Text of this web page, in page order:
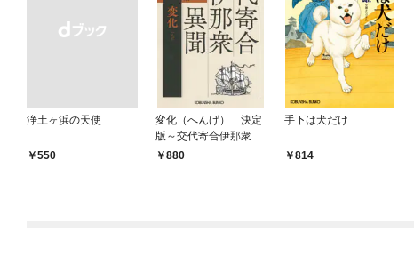
浄土ヶ浜の天使
￥550
変化（へんげ） 決定
版～交代寄合伊那衆異
聞（1）～
880
手下は犬だけ
814